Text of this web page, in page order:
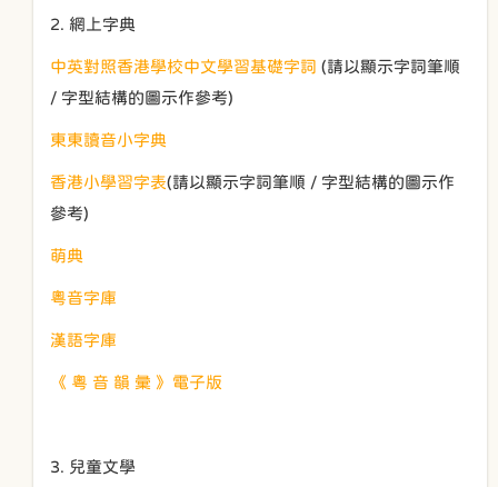
2. 網上字典
中英對照香港學校中文學習基礎字詞 (請以顯示字詞筆順
/ 字型結構的圖示作參考)
東東讀音小字典
香港小學習字表(請以顯示字詞筆順 / 字型結構的圖示作
參考)
萌典
粵音字庫
漢語字庫
《 粵 音 韻 彙 》電子版
3. 兒童文學